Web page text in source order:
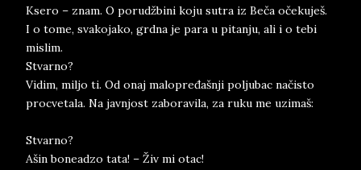
Ksero – znam. O porudžbini koju sutra iz Beča očekuješ.
I o tome, svakojako, grdna je para u pitanju, ali i o tebi
mislim.
Stvarno?
Vidim, miljo ti. Od onaj malopređašnji poljubac načisto
procvetala. Na javnjost zaboravila, za ruku me uzimaš:
Stvarno?
Ašin boneadzo tata! – Živ mi otac!